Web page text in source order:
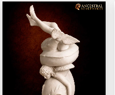
Rango
desde
€79,00
hasta
€279,00
producto
múltiples
variantes.
opciones